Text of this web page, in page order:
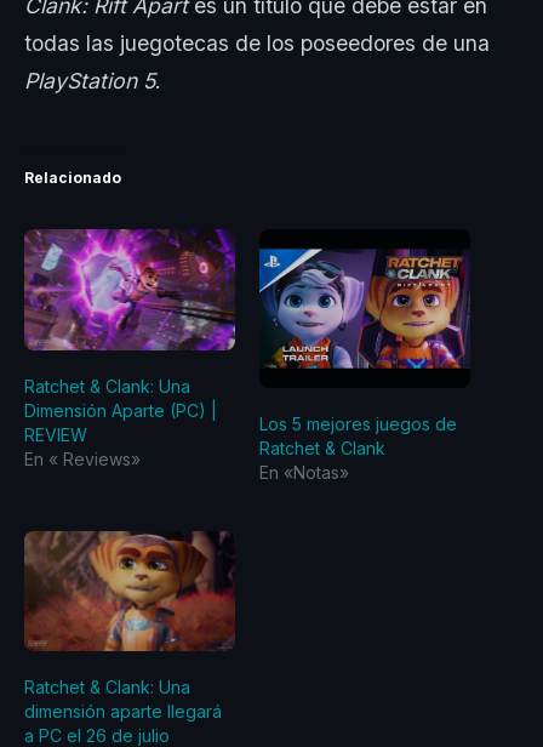
Clank: Rift Apartes un título que debe estar en
todas las juegotecas de los poseedores de una
PlayStation 5.
Relacionado
Ratchet & Clank: Una
Dimensión Aparte (PC) |
REVIEW
En «‎ Reviews‎»
Los 5 mejores juegos de
Ratchet & Clank
En «Notas»
Ratchet & Clank: Una
dimensión aparte llegará
a PC el 26 de julio